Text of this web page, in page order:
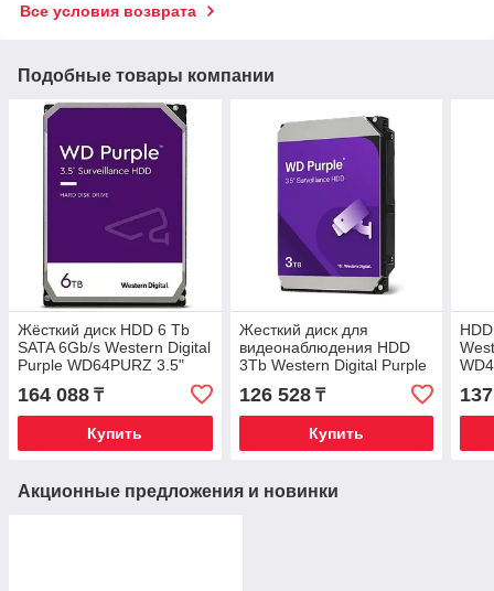
Все условия возврата
Подобные товары компании
Жёсткий диск HDD 6 Tb
SATA 6Gb/s Western Digital
Purple WD64PURZ 3.5"
5640rpm 256Mb
164 088 ₸
Купить
Жесткий диск для
видеонаблюдения HDD
3Tb Western Digital Purple
SATA 6Gb/s 128Mb 3,5"
WD34PURZ
126 528₸
Купить
Акционные предложения и новинки